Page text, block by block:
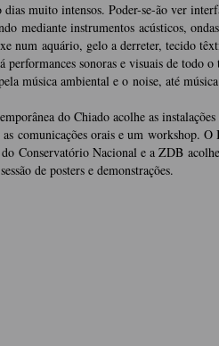
muito intensos. Poder-se-ão ver
mediante instrumentos acústicos,
num aquário, gelo a derreter, tecido
sonoras e visuais de todo o
música ambiental e o noise, até
do Chiado acolhe as
comunicações orais e um workshop.
Conservatório Nacional e a ZDB
de posters e demonstrações.